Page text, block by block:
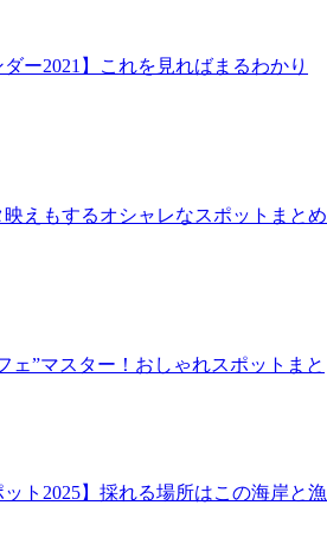
ー2021】これを見ればまるわかり
映えもするオシャレなスポットまとめ
ェ”マスター！おしゃれスポットまと
ット2025】採れる場所はこの海岸と漁